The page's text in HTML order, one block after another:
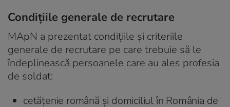
Condițiile generale de recrutare
MApN a prezentat condiţiile şi criteriile
generale de recrutare pe care trebuie să le
îndeplinească persoanele care au ales profesia
de soldat:
cetățenie română și domiciliul în România de